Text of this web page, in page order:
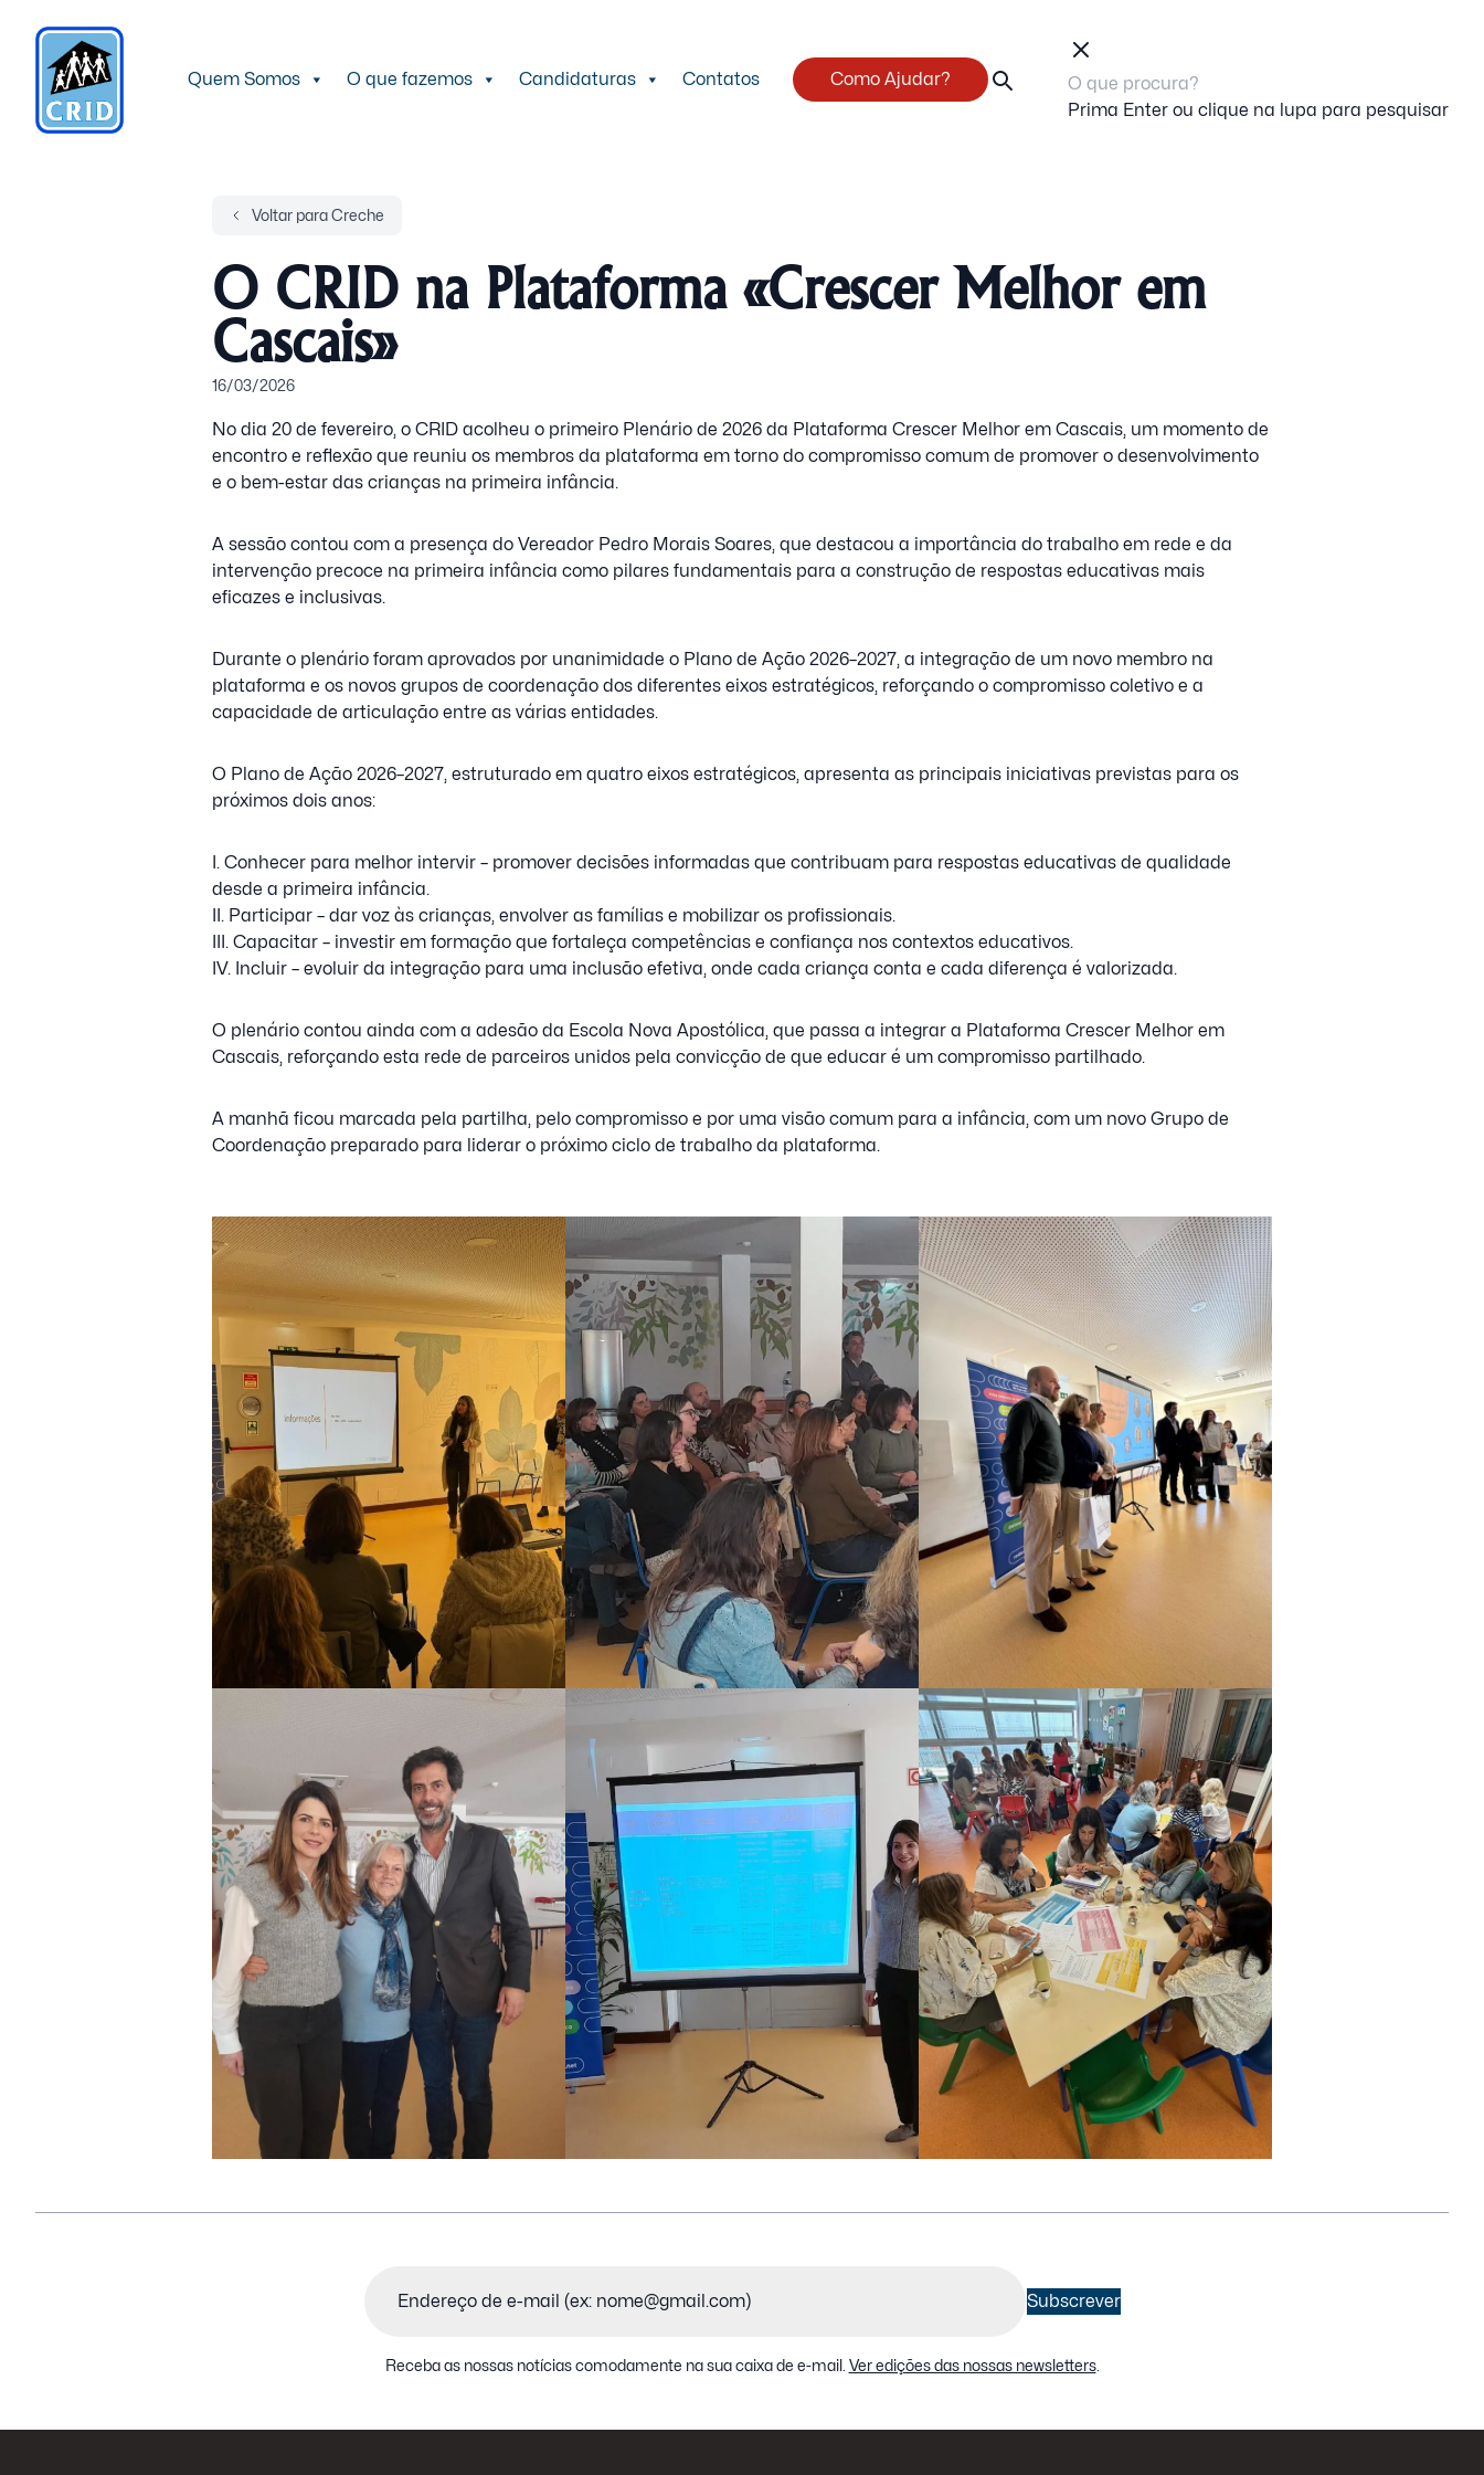
Quem Somos O que fazemos Candidaturas Contatos
Como Ajudar?
Prima Enter ou clique na lupa para pesquisar
Voltar para Creche
O CRID na Plataforma «Crescer Melhor em
Cascais»
16/03/2026
No dia 20 de fevereiro, o CRID acolheu o primeiro Plenário de 2026 da Plataforma Crescer Melhor em Cascais, um momento de
encontro e reflexão que reuniu os membros da plataforma em torno do compromisso comum de promover o desenvolvimento
e o bem-estar das crianças na primeira infância.
A sessão contou com a presença do Vereador Pedro Morais Soares, que destacou a importância do trabalho em rede e da
intervenção precoce na primeira infância como pilares fundamentais para a construção de respostas educativas mais
eficazes e inclusivas.
Durante o plenário foram aprovados por unanimidade o Plano de Ação 2026–2027, a integração de um novo membro na
plataforma e os novos grupos de coordenação dos diferentes eixos estratégicos, reforçando o compromisso coletivo e a
capacidade de articulação entre as várias entidades.
O Plano de Ação 2026–2027, estruturado em quatro eixos estratégicos, apresenta as principais iniciativas previstas para os
próximos dois anos:
I. Conhecer para melhor intervir – promover decisões informadas que contribuam para respostas educativas de qualidade
desde a primeira infância.
II. Participar – dar voz às crianças, envolver as famílias e mobilizar os profissionais.
III. Capacitar – investir em formação que fortaleça competências e confiança nos contextos educativos.
IV. Incluir – evoluir da integração para uma inclusão efetiva, onde cada criança conta e cada diferença é valorizada.
O plenário contou ainda com a adesão da Escola Nova Apostólica, que passa a integrar a Plataforma Crescer Melhor em
Cascais, reforçando esta rede de parceiros unidos pela convicção de que educar é um compromisso partilhado.
A manhã ficou marcada pela partilha, pelo compromisso e por uma visão comum para a infância, com um novo Grupo de
Coordenação preparado para liderar o próximo ciclo de trabalho da plataforma.
Subscrever
Receba as nossas notícias comodamente na sua caixa de e-mail. Ver edições das nossas newsletters.